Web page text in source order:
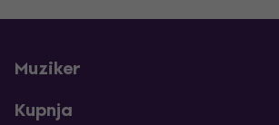
Muziker
Kupnja